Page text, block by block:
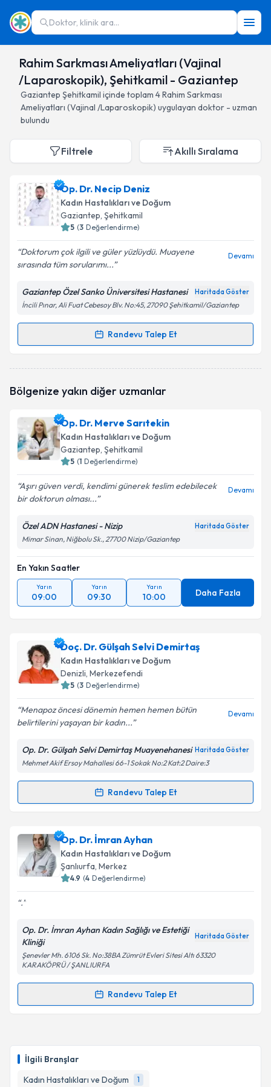
Doktor, klinik ara...
Rahim Sarkması Ameliyatları (Vajinal
/Laparoskopik), Şehitkamil - Gaziantep
Gaziantep Şehitkamil içinde toplam 4Rahim Sarkması
Ameliyatları (Vajinal /Laparoskopik) uygulayan doktor - uzman
bulundu
İlgili Branşlar
Kadın Hastalıkları ve Doğum
1
Filtrele Akıllı Sıralama
Op. Dr. Necip Deniz
Kadın Hastalıkları ve Doğum
Gaziantep, Şehitkamil
5 (3 Değerlendirme)
Doktorum çok ilgili ve güler yüzlüydü. Muayene
sırasında tüm sorularımı...
Devamı
Gaziantep Özel Sanko Üniversitesi Hastanesi Haritada Göster
İncili Pınar, Ali Fuat Cebesoy Blv. No:45, 27090 Şehitkamil/Gaziantep
Randevu Talep Et
Randevu Takvimi Talebi
oluşturun. Size bu uzmandan randevu almanız için bir
E-posta Adresiniz
Kişisel verilerimin işlenmesine ilişkinAydınlatma
Metni'ni okudum ve kişisel verilerimin belirtilen
Bölgenize yakın diğer uzmanlar
Op. Dr. Merve Sarıtekin
Kadın Hastalıkları ve Doğum
Gaziantep, Şehitkamil
5 (1 Değerlendirme)
Aşırı güven verdi, kendimi günerek teslim edebilecek
bir doktorun olması...
Devamı
Özel ADN Hastanesi - Nizip Haritada Göster
Mimar Sinan, Niğbolu Sk., 27700 Nizip/Gaziantep
En Yakın Saatler
Yarın
09:00
Yarın
09:30
Yarın
10:00 Daha Fazla
Doç. Dr. Gülşah Selvi Demirtaş
Kadın Hastalıkları ve Doğum
Denizli, Merkezefendi
5 (3 Değerlendirme)
Menapoz öncesi dönemin hemen hemen bütün
belirtilerini yaşayan bir kadın...
Devamı
Op. Dr. Gülşah Selvi Demirtaş Muayenehanesi Haritada Göster
Mehmet Akif Ersoy Mahallesi 66-1 Sokak No:2 Kat:2 Daire:3
Randevu Talep Et
Randevu Takvimi Talebi
Doç. Dr. Gülşah Selvi Demirtaş
talebi oluşturun. Size bu uzmandan randevu almanız
için bir takvim hazırlandığında e-posta ile
bilgilendireceğiz.
Kişisel verilerimin işlenmesine ilişkinAydınlatma
Metni'ni okudum ve kişisel verilerimin belirtilen
kapsamda işlenmesini kabul ediyorum.
Op. Dr. İmran Ayhan
Kadın Hastalıkları ve Doğum
Şanlıurfa, Merkez
4.9 (4 Değerlendirme)
.
Op. Dr. İmran Ayhan Kadın Sağlığı ve Estetiği
Kliniği
Haritada Göster
Şenevler Mh. 6106 Sk. No:38BA Zümrüt Evleri Sitesi Altı 63320
KARAKÖPRÜ / ŞANLIURFA
Randevu Talep Et
Randevu Takvimi Talebi
takvim hazırlandığında e-posta ile bilgilendireceğiz.